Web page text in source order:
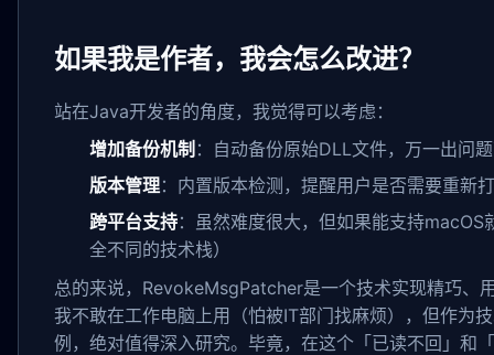
如果我是作者，我会怎么改进？
站在Java开发者的角度，我觉得可以考虑：
增加备份机制 ：自动备份原始DLL文件，万一出问
版本管理：内置版本检测，提醒用户是否需要重新
跨平台支持：虽然难度很大，但如果能支持
全不同的技术栈）
总的来说，RevokeMsgPatcher是一个技术实现精巧、
我不敢在工作电脑上用（怕被IT部门找麻烦），但作为
例，绝对值得深入研究。毕竟，在这个「已读不回」和